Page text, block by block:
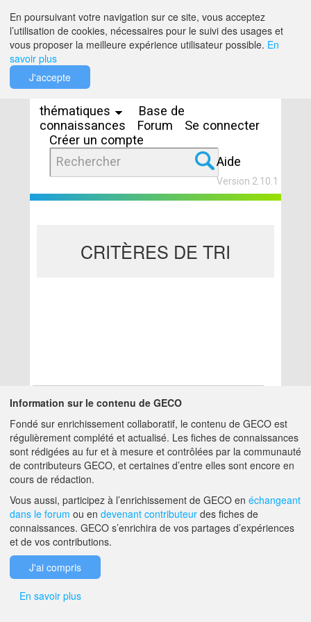
thématiques
Base de
connaissances
Forum
Se connecter
Créer un compte
Aide
Version 2.10.1
CRITÈRES DE TRI
Aucun résultat
A PROPOS DE GECO AIDE
F.A.Q. NOUS CONTACTER
En poursuivant votre navigation sur ce site, vous acceptez
l’utilisation de cookies, nécessaires pour le suivi des usages et
vous proposer la meilleure expérience utilisateur possible. En
savoir plus
J'accepte
Information sur le contenu de GECO
Fondé sur enrichissement collaboratif, le contenu de GECO est
régulièrement complété et actualisé. Les fiches de connaissances
sont rédigées au fur et à mesure et contrôlées par la communauté
de contributeurs GECO, et certaines d’entre elles sont encore en
cours de rédaction.
Vous aussi, participez à l’enrichissement de GECO en échangeant
dans le forum ou en devenant contributeur des fiches de
connaissances. GECO s’enrichira de vos partages d’expériences
et de vos contributions.
J'ai compris
En savoir plus